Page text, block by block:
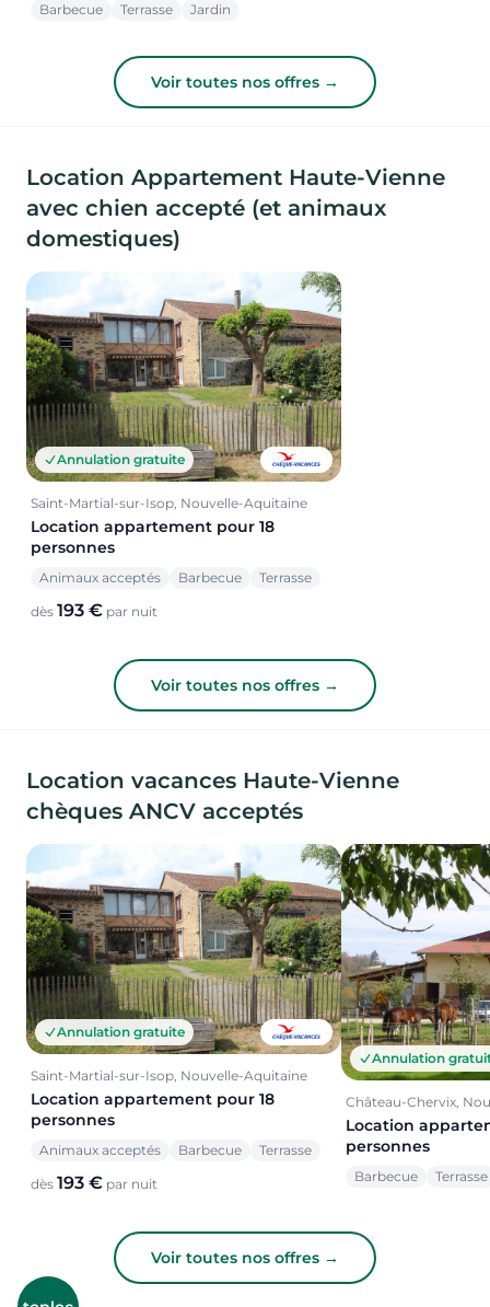
Barbecue Terrasse Jardin
Voir toutes nos offres →
Location Appartement Haute-Vienne
avec chien accepté (et animaux
domestiques)
Annulation gratuite
Saint-Martial-sur-Isop, Nouvelle-Aquitaine
Location appartement pour 18
personnes
Animaux acceptés Barbecue Terrasse
dès 193 € par nuit
Voir toutes nos offres →
Location vacances Haute-Vienne
chèques ANCV acceptés
Annulation gratuite
Saint-Martial-sur-Isop, Nouvelle-Aquitaine
Location appartement pour 18
personnes
Animaux acceptés Barbecue Terrasse
dès 193 € par nuit
Annulation
Château-Chervix,
Location
personnes
Barbecue Terrasse
Voir toutes nos offres →